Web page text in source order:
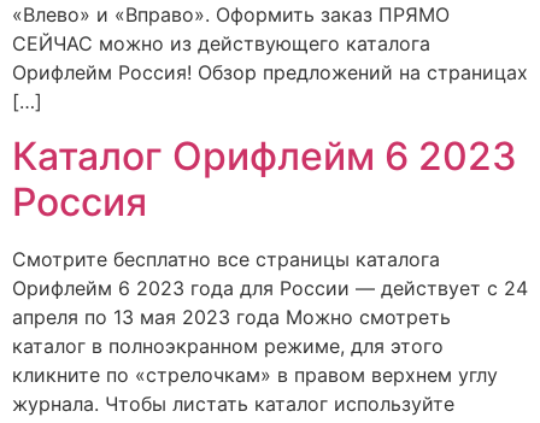
«Влево» и «Вправо». Оформить заказ ПРЯМО
СЕЙЧАС можно из действующего каталога
Орифлейм Россия! Обзор предложений на страницах
[…]
Каталог Орифлейм 6 2023
Россия
Смотрите бесплатно все страницы каталога
Орифлейм 6 2023 года для России — действует с 24
апреля по 13 мая 2023 года Можно смотреть
каталог в полноэкранном режиме, для этого
кликните по «стрелочкам» в правом верхнем углу
журнала. Чтобы листать каталог используйте